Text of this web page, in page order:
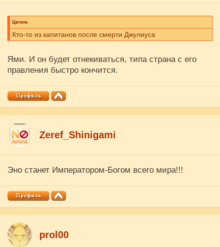
Цитата
Кто-то из капитанов после смерти Джулиуса
Ями. И он будет отнекиваться, типа страна с его
правления быстро кончится.
Zeref_Shinigami
Эно станет Императором-Богом всего мира!!!
prol00